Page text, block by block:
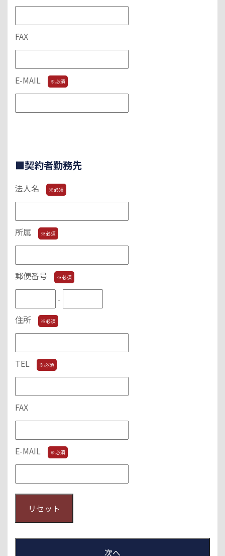
FAX
E-MAIL ※必須
■契約者勤務先
法人名 ※必須
所属 ※必須
郵便番号 ※必須
-
住所
※必須
TEL ※必須
FAX
E-MAIL ※必須